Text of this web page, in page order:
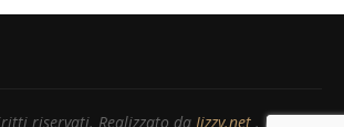
riservati. Realizzato da Jizzy.net . Partita